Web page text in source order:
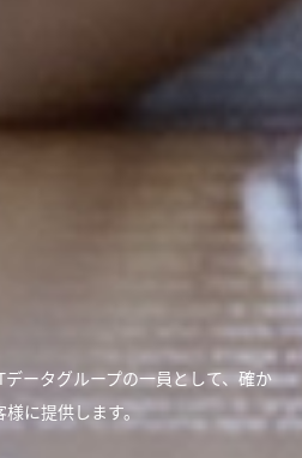
ータグループの一員として、確か
に提供します。